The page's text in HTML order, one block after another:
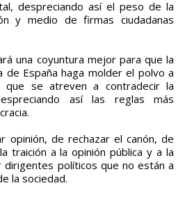
despreciando así el peso de la
y medio de firmas ciudadanas
una coyuntura mejor para que la
España haga molder el polvo a
que se atreven a contradecir la
así las reglas más
opinión, de rechazar el canón, de
traición a la opinión pública y a la
políticos que no están a
la sociedad.